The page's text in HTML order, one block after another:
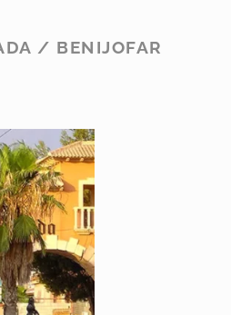
/ BENIJOFAR